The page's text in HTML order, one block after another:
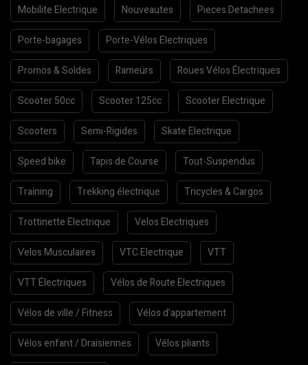
Mobilite Electrique Nouveautes Pieces Detachees
Porte-bagages Porte-Vélos Electriques
Promos & Soldes Rameurs Roues Vélos Électriques
Scooter 50cc Scooter 125cc Scooter Electrique
Scooters Semi-Rigides Skate Electrique
Speed bike Tapis de Course Tout-Suspendus
Training Trekking électrique Tricycles & Cargos
Trottinette Electrique Velos Electriques
Velos Musculaires VTC Electrique VTT
VTT Électriques Vélos de Route Electriques
Vélos de ville / Fitness Vélos d’appartement
Vélos enfant / Draisiennes Vélos pliants